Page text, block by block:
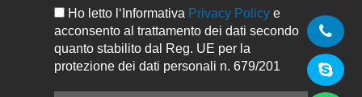
Ho letto l‘Informativa Privacy Policy e
acconsento al trattamento dei dati secondo
quanto stabilito dal Reg. UE per la
protezione dei dati personali n. 679/201